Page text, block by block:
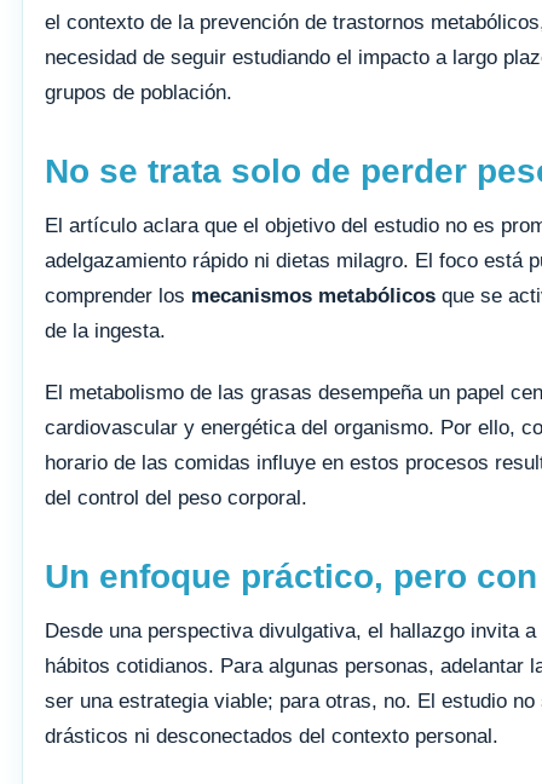
el contexto de la prevención de trastornos
necesidad de seguir estudiando el impacto a largo
grupos de población.
No se trata solo de perder
El artículo aclara que el objetivo del estudio no es
adelgazamiento rápido ni dietas milagro. El foco está
comprender los mecanismos metabólicos que se
de la ingesta.
El metabolismo de las grasas desempeña un papel
cardiovascular y energética del organismo. Por ello,
horario de las comidas influye en estos procesos
del control del peso corporal.
Un enfoque práctico, pero
Desde una perspectiva divulgativa, el hallazgo invita
hábitos cotidianos. Para algunas personas, adelantar
ser una estrategia viable; para otras, no. El estudio
drásticos ni desconectados del contexto personal.